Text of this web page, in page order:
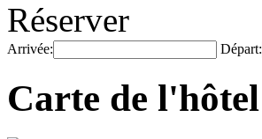
Réserver
Arrivée: Départ:
Carte de l'hôtel